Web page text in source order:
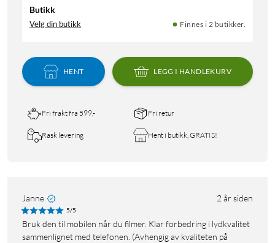
Butikk
Velg din butikk Finnes i 2 butikker.
HENT LEGG I HANDLEKURV
Fri frakt fra 599,- Fri retur
Rask levering Hent i butikk, GRATIS!
Janne 2 år siden
5/5
Bruk den til mobilen når du filmer. Klar forbedring i lydkvalitet
sammenlignet med telefonen. (Avhengig av kvaliteten på